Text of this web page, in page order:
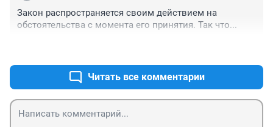
Закон распространяется своим действием на
обстоятельства с момента его принятия. Так что...
Читать все комментарии